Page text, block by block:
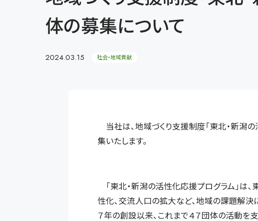
体の募集について
2024.03.15 社会・地域貢献
当社は、地域づくり支援制度「東北・新潟の
集いたします。
「東北・新潟の活性化応援プログラム」は
性化、交流人口の拡大など、地域の課題解決
７年の創設以来、これまで４７団体の活動を